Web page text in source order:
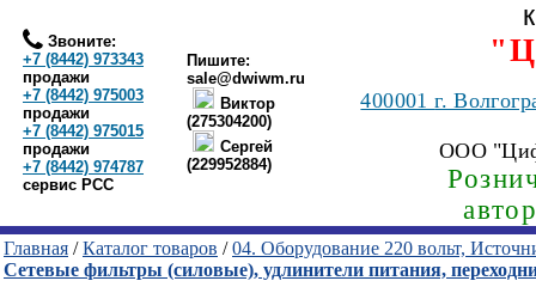
Звоните:
+7 (8442) 973343
продажи
+7 (8442) 975003
продажи
+7 (8442) 975015
продажи
+7 (8442) 974787
сервис РСС
Пишите:
sale@dwiwm.ru
Виктор
(275304200)
Сергей
(229952884)
400001г.
ООО
Главная /Каталог товаров /04. Оборудование 220 вольт,
Сетевые фильтры (силовые), удлинители питания,